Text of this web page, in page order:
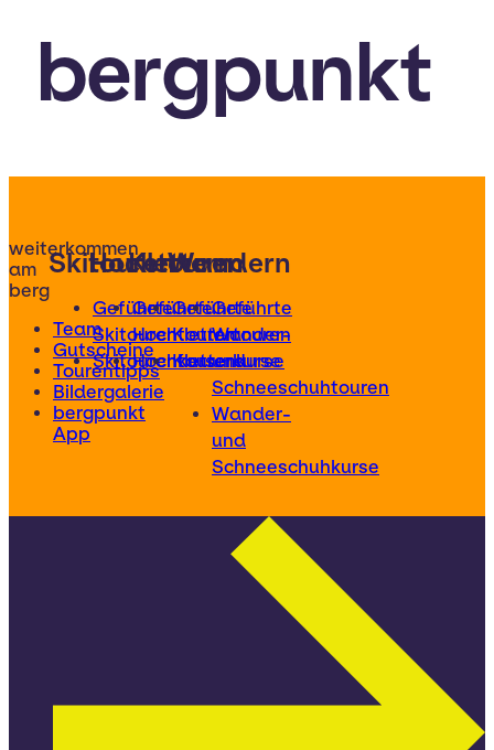
bergpunkt
weiterkommen
am
berg
Team
Gutscheine
Tourentipps
Bildergalerie
bergpunkt
App
Skitouren
Geführte
Skitouren
Skitourenkurse
Hochtouren
Geführte
Hochtouren
Hochtourenkurse
Klettern
Geführte
Klettertouren
Kletterkurse
Wandern
Geführte
Wander-
und
Schneeschuhtouren
Wander-
und
Schneeschuhkurse